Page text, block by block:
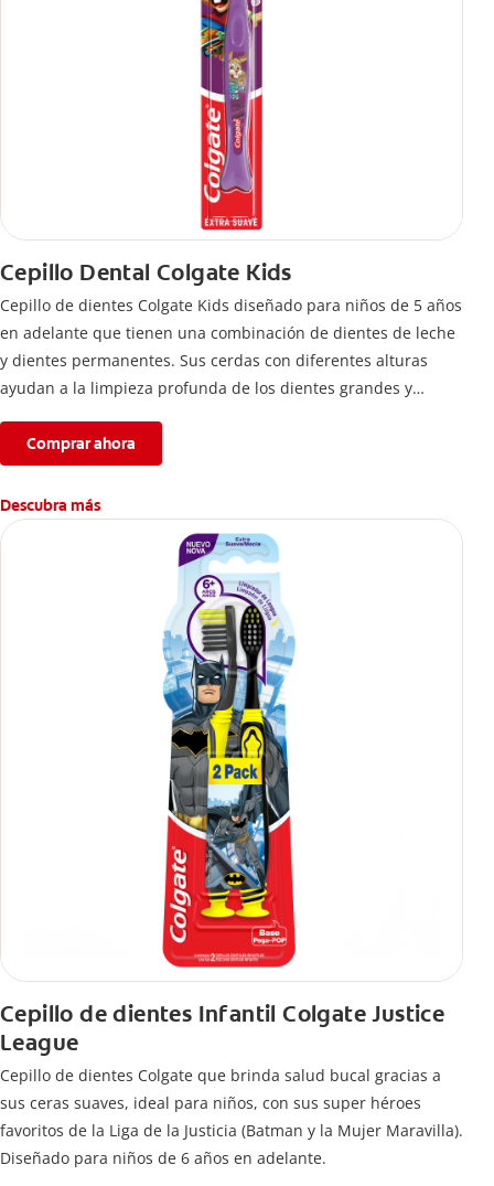
Cepillo Dental Colgate Kids
Cepillo de dientes Colgate Kids diseñado para niños de 5 años
en adelante que tienen una combinación de dientes de leche
y dientes permanentes. Sus cerdas con diferentes alturas
ayudan a la limpieza profunda de los dientes grandes y
Comprar ahora
Descubra más
Cepillo de dientes Infantil Colgate Justice
League
Cepillo de dientes Colgate que brinda salud bucal gracias a
sus ceras suaves, ideal para niños, con sus super héroes
favoritos de la Liga de la Justicia (Batman y la Mujer Maravilla).
Diseñado para niños de 6 años en adelante.